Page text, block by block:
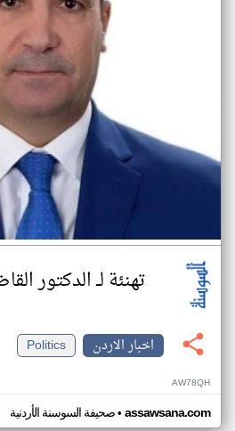
تهنئة لــ الدكتور
اخبار الاردن
Politics
AW78QH
صحيفة السوسنة الأردنية• assawsana.com